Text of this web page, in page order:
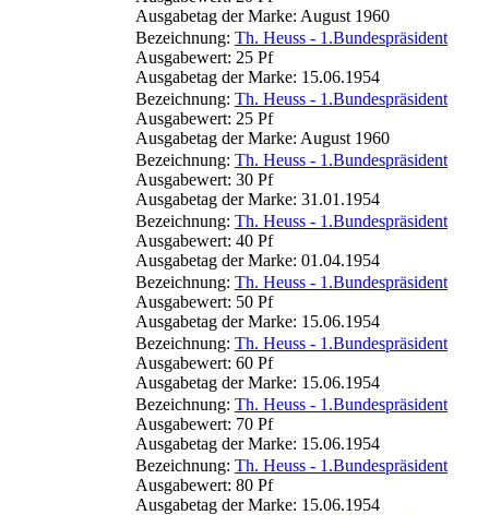
Ausgabetag der Marke: August 1960
Bezeichnung: Th. Heuss - 1.Bundespräsident
Ausgabewert: 25 Pf
Ausgabetag der Marke: 15.06.1954
Bezeichnung: Th. Heuss - 1.Bundespräsident
Ausgabewert: 25 Pf
Ausgabetag der Marke: August 1960
Bezeichnung: Th. Heuss - 1.Bundespräsident
Ausgabewert: 30 Pf
Ausgabetag der Marke: 31.01.1954
Bezeichnung: Th. Heuss - 1.Bundespräsident
Ausgabewert: 40 Pf
Ausgabetag der Marke: 01.04.1954
Bezeichnung: Th. Heuss - 1.Bundespräsident
Ausgabewert: 50 Pf
Ausgabetag der Marke: 15.06.1954
Bezeichnung: Th. Heuss - 1.Bundespräsident
Ausgabewert: 60 Pf
Ausgabetag der Marke: 15.06.1954
Bezeichnung: Th. Heuss - 1.Bundespräsident
Ausgabewert: 70 Pf
Ausgabetag der Marke: 15.06.1954
Bezeichnung: Th. Heuss - 1.Bundespräsident
Ausgabewert: 80 Pf
Ausgabetag der Marke: 15.06.1954